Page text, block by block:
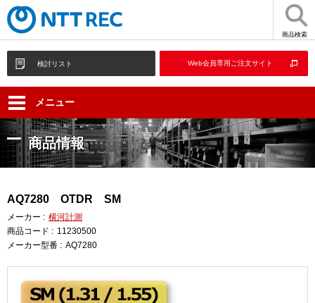
商品検索
検討リスト Web会員専用ご注文サイト
メニュー
商品情報
AQ7280 OTDR SM
メーカー : 横河計測
商品コード : 11230500
メーカー型番 : AQ7280